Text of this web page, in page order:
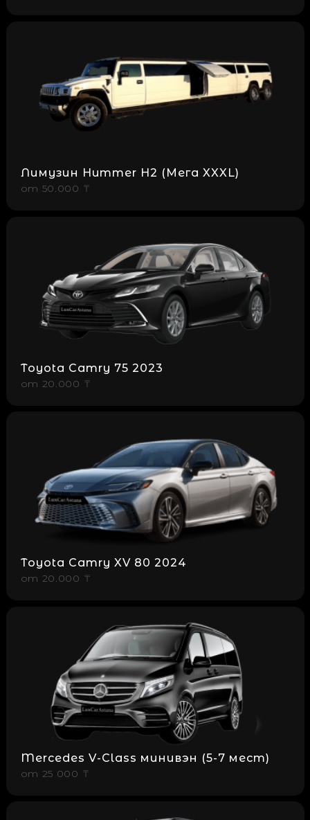
Лимузин Hummer H2 (Мега XXXL)
от 50.000 ₸
Toyota Camry 75 2023
от 20.000 ₸
Toyota Camry XV 80 2024
от 20.000 ₸
Mercedes V-Class минивэн (5-7 мест)
от 25 000 ₸